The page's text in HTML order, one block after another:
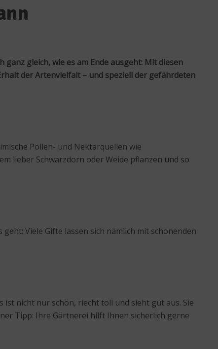
gleich, wie es am Ende ausgeht: Mit diesen
der Artenvielfalt – und speziell der gefährdeten
Pollen- und Nektarquellen wie
lieber Schwarzdorn oder Weide pflanzen und so
Viele Gifte lassen sich nämlich mit schonenden
ist nicht nur schön, riecht toll und sieht gut aus. Sie
Tipp: Ihre Gärtnerei hilft Ihnen sicherlich gerne